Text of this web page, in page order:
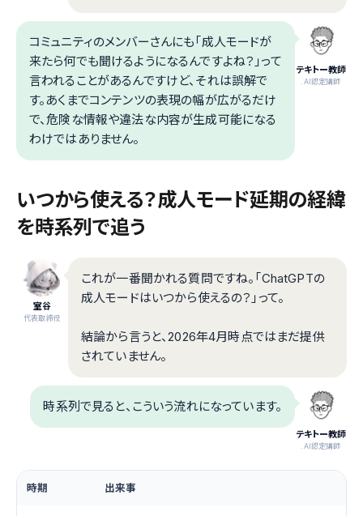
テキトー教師
.AI認定講師
コミュニティのメンバーさんにも「成人モードが
来たら何でも聞けるようになるんですよね？」って
言われることがあるんですけど、それは誤解で
す。あくまでコンテンツの表現の幅が広がるだけ
で、危険な情報や違法な内容が生成可能になる
わけではありません。
いつから使える？成人モード延期の経緯
を時系列で追う
室谷
代表取締役
これが一番聞かれる質問ですね。「ChatGPTの
成人モードはいつから使えるの？」って。
結論から言うと、2026年4月時点ではまだ提供
されていません。
テキトー教師
.AI認定講師
時系列で見ると、こういう流れになっています。
時期 出来事